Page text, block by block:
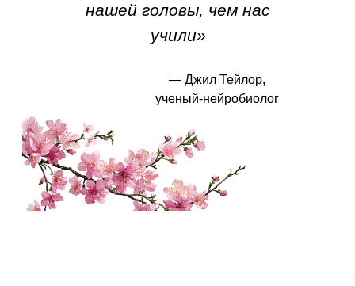
— Джил Тейлор,
ученый-нейробиолог
нашей головы, чем нас
учили»